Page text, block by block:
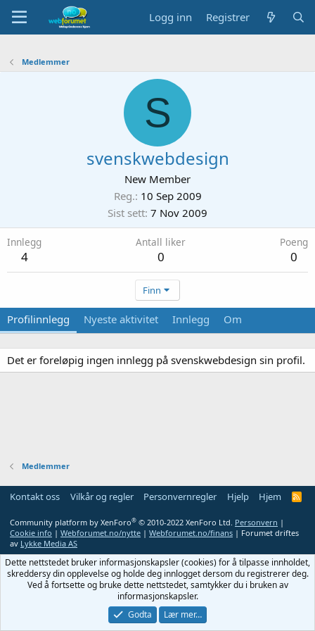
Logg inn Registrer
Medlemmer
S
svenskwebdesign
New Member
Reg. 10 Sep 2009
Sist sett 7 Nov 2009
Innlegg
4
Antall liker
0
Poeng
0
Finn
Profilinnlegg Nyeste aktivitet Innlegg Om
Det er foreløpig ingen innlegg på svenskwebdesign sin profil.
Medlemmer
Kontakt oss Vilkår og regler Personvernregler Hjelp Hjem
R
Community platform by XenForo® © 2010-2022 XenForo Ltd. Personvern |
Cookie info | Webforumet.no/nytte | Webforumet.no/finans | Forumet driftes
av Lykke Media AS
Dette nettstedet bruker informasjonskapsler (cookies) for å tilpasse innholdet,
skreddersy din opplevelse og holde deg innlogget dersom du registrerer deg.
Ved å fortsette og bruke dette nettstedet, samtykker du i bruken av
informasjonskapsler.
Godta
Lær mer…